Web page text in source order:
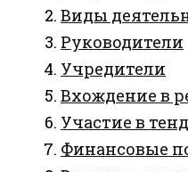
Виды
Руководители
Учредители
Вхождение в
Участие в
Финансовые